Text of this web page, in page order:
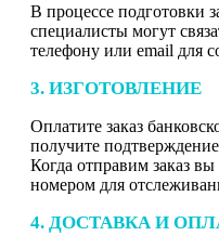
В процессе подготовки
специалисты могут
телефону или email для
3. ИЗГОТОВЛЕНИЕ
Оплатите заказ
получите
Когда отправим заказ
номером для
4. ДОСТАВКА И